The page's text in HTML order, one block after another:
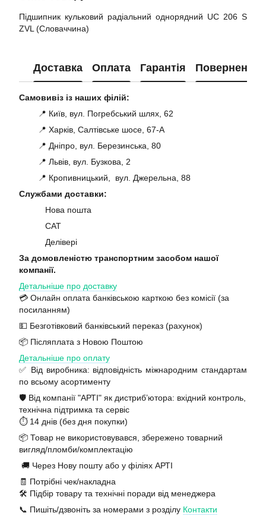
Підшипник кульковий радіальний однорядний UC 206 S
ZVL (Словаччина)
Доставка Оплата Гарантія Повернення
Самовивіз із наших філій:
📍 Київ, вул. Погребський шлях, 62
📍 Харків, Салтівське шосе, 67-А
📍 Дніпро, вул. Березинська, 80
📍 Львів, вул. Бузкова, 2
📍 Кропивницький, вул. Джерельна, 88
Службами доставки:
Нова пошта
САТ
Делівері
За домовленістю транспортним засобом нашої
компанії.
Детальніше про доставку
💳 Онлайн оплата банківською карткою без комісії (за
посиланням)
💵 Безготівковий банківський переказ (рахунок)
📦 Післяплата з Новою Поштою
Детальніше про оплату
✅ Від виробника: відповідність міжнародним стандартам
по всьому асортименту
🛡️ Від компанії "АРТІ" як дистриб’ютора: вхідний контроль,
технічна підтримка та сервіс
⏱️ 14 днів (без дня покупки)
📦 Товар не використовувався, збережено товарний
вигляд/пломби/комплектацію
🚚 Через Нову пошту або у філіях АРТІ
🧾 Потрібні чек/накладна
🛠️ Підбір товару та технічні поради від менеджера
📞 Пишіть/дзвоніть за номерами з розділу Контакти